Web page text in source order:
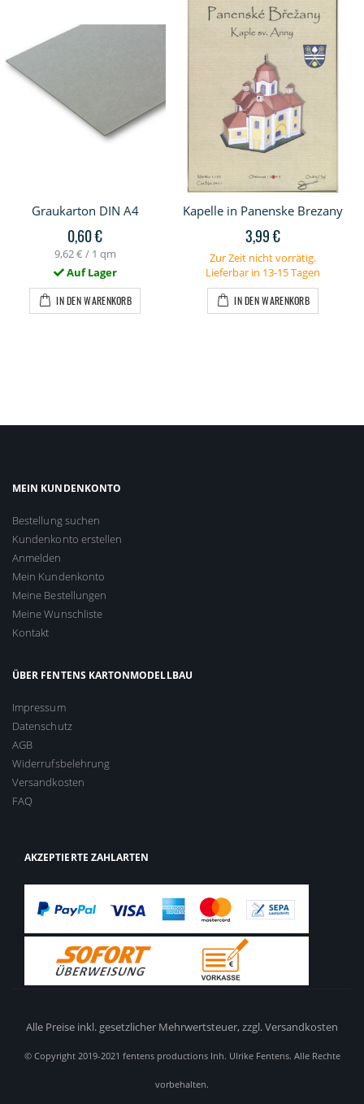
Graukarton DIN A4
0,60 €
9,62 € / 1 qm
Auf Lager
IN DEN WARENKORB
Kapelle in Panenske Brezany
3,99 €
Zur Zeit nicht vorrätig.
Lieferbar in 13-15 Tagen
IN DEN WARENKORB
MEIN KUNDENKONTO
Bestellung suchen
Kundenkonto erstellen
Anmelden
Mein Kundenkonto
Meine Bestellungen
Meine Wunschliste
Kontakt
ÜBER FENTENS KARTONMODELLBAU
Impressum
Datenschutz
AGB
Widerrufsbelehrung
Versandkosten
FAQ
AKZEPTIERTE ZAHLARTEN
Alle Preise inkl. gesetzlicher Mehrwertsteuer,zzgl. Versandkosten
© Copyright 2019-2021 fentens productions Inh. Ulrike Fentens. Alle Rechte
vorbehalten.